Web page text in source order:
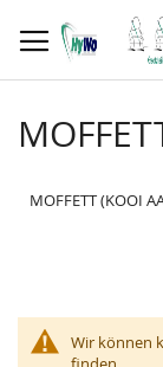
zum
Inhalt
MOFFETT (KOOI
Wir können